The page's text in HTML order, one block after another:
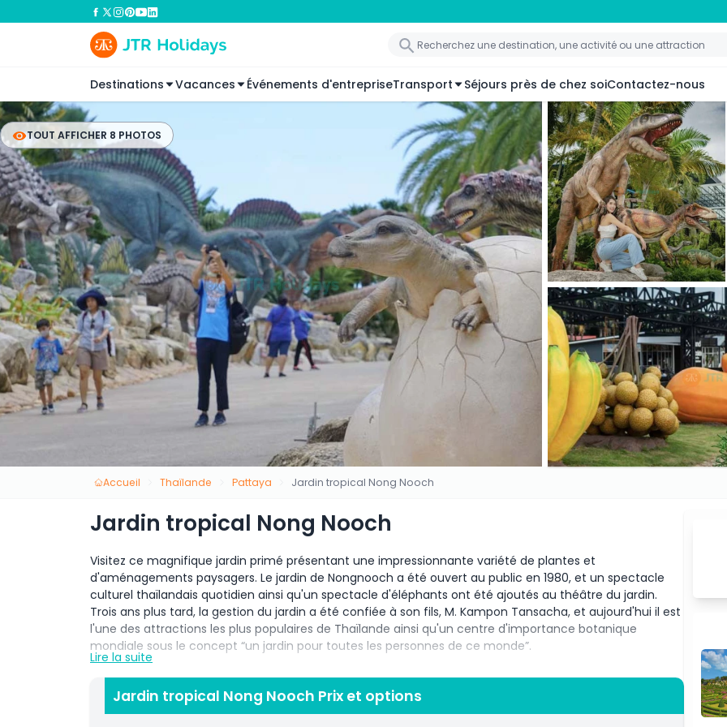
Destinations Vacances Événements d'entrepriseTransport Séjours près de chez soiContactez-nous
TOUT AFFICHER 8 PHOTOS
Accueil Thaïlande Pattaya Jardin tropical Nong Nooch
Jardin tropical Nong Nooch
Visitez ce magnifique jardin primé présentant une impressionnante variété de plantes et
d'aménagements paysagers. Le jardin de Nongnooch a été ouvert au public en 1980, et un spectacle
culturel thaïlandais quotidien ainsi qu'un spectacle d'éléphants ont été ajoutés au théâtre du jardin.
Trois ans plus tard, la gestion du jardin a été confiée à son fils, M. Kampon Tansacha, et aujourd'hui il est
l'une des attractions les plus populaires de Thaïlande ainsi qu'un centre d'importance botanique
mondiale sous le concept “un jardin pour toutes les personnes de ce monde”.
Actuellement, le jardin de Nongnooch est une attraction touristique très populaire couvrant une
superficie de plus de 1, 700 rai et accueillant des visiteurs du monde entier. Plus de 5,000 personnes le
visitent chaque jour et le jardin a également été reconnu comme l'un des dix plus beaux jardins du
Lire la suite
Jardin tropical Nong Nooch Prix et options